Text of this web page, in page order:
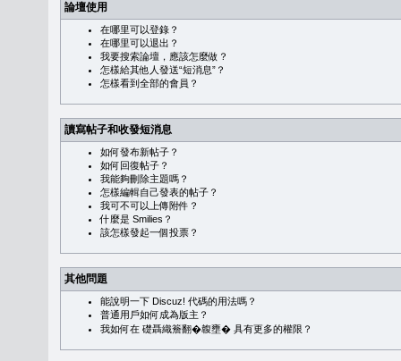
論壇使用
在哪里可以登錄？
在哪里可以退出？
我要搜索論壇，應該怎麼做？
怎樣給其他人發送“短消息”？
怎樣看到全部的會員？
讀寫帖子和收發短消息
如何發布新帖子？
如何回復帖子？
我能夠刪除主題嗎？
怎樣編輯自己發表的帖子？
我可不可以上傳附件？
什麼是 Smilies？
該怎樣發起一個投票？
其他問題
能說明一下 Discuz! 代碼的用法嗎？
普通用戶如何成為版主？
我如何在 礎聶織簷翻�䪖壅� 具有更多的權限？